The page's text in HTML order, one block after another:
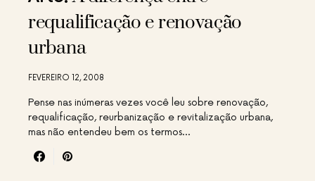
requalificação e renovação
urbana
FEVEREIRO 12, 2008
Pense nas inúmeras vezes você leu sobre renovação,
requalificação, reurbanização e revitalização urbana,
mas não entendeu bem os termos…